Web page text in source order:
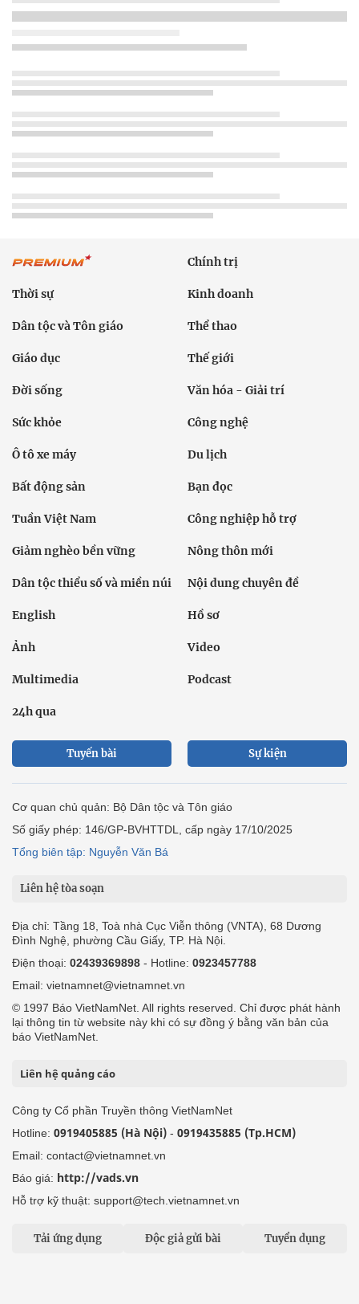
Chính trị
Thời sự Kinh doanh
Dân tộc và Tôn giáo Thể thao
Giáo dục Thế giới
Đời sống Văn hóa - Giải trí
Sức khỏe Công nghệ
Ô tô xe máy Du lịch
Bất động sản Bạn đọc
Tuần Việt Nam Công nghiệp hỗ trợ
Giảm nghèo bền vững Nông thôn mới
Dân tộc thiểu số và miền núi Nội dung chuyên đề
English Hồ sơ
Ảnh Video
Multimedia Podcast
24h qua
Tuyến bài Sự kiện
Cơ quan chủ quản: Bộ Dân tộc và Tôn giáo
Số giấy phép: 146/GP-BVHTTDL, cấp ngày 17/10/2025
Tổng biên tập: Nguyễn Văn Bá
Liên hệ tòa soạn
Địa chỉ: Tầng 18, Toà nhà Cục Viễn thông (VNTA), 68 Dương
Đình Nghệ, phường Cầu Giấy, TP. Hà Nội.
Điện thoại: 02439369898 - Hotline: 0923457788
Email: vietnamnet@vietnamnet.vn
© 1997 Báo VietNamNet. All rights reserved. Chỉ được phát hành
lại thông tin từ website này khi có sự đồng ý bằng văn bản của
báo VietNamNet.
Liên hệ quảng cáo
Công ty Cổ phần Truyền thông VietNamNet
Hotline: 0919405885 (Hà Nội) - 0919435885 (Tp.HCM)
Email: contact@vietnamnet.vn
Báo giá: http://vads.vn
Hỗ trợ kỹ thuật: support@tech.vietnamnet.vn
Tải ứng dụng Độc giả gửi bài Tuyển dụng